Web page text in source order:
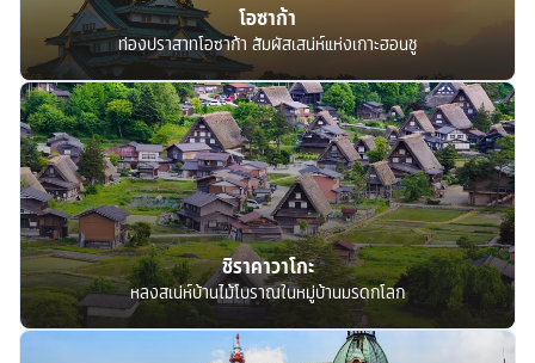
โอซาก้า
ท่องปราสาทโอซาก้า สัมผัสเสน่ห์แห่งเกาะฮอนชู
ชิราคาวาโกะ
หลงสเน่ห์บ้านไม้โบราณในหมู่บ้านมรดกโลก